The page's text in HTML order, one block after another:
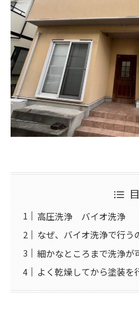
高圧洗浄 バイオ洗浄
なぜ、バイオ洗浄で行う
細かなところまで洗浄
よく乾燥してから塗装を